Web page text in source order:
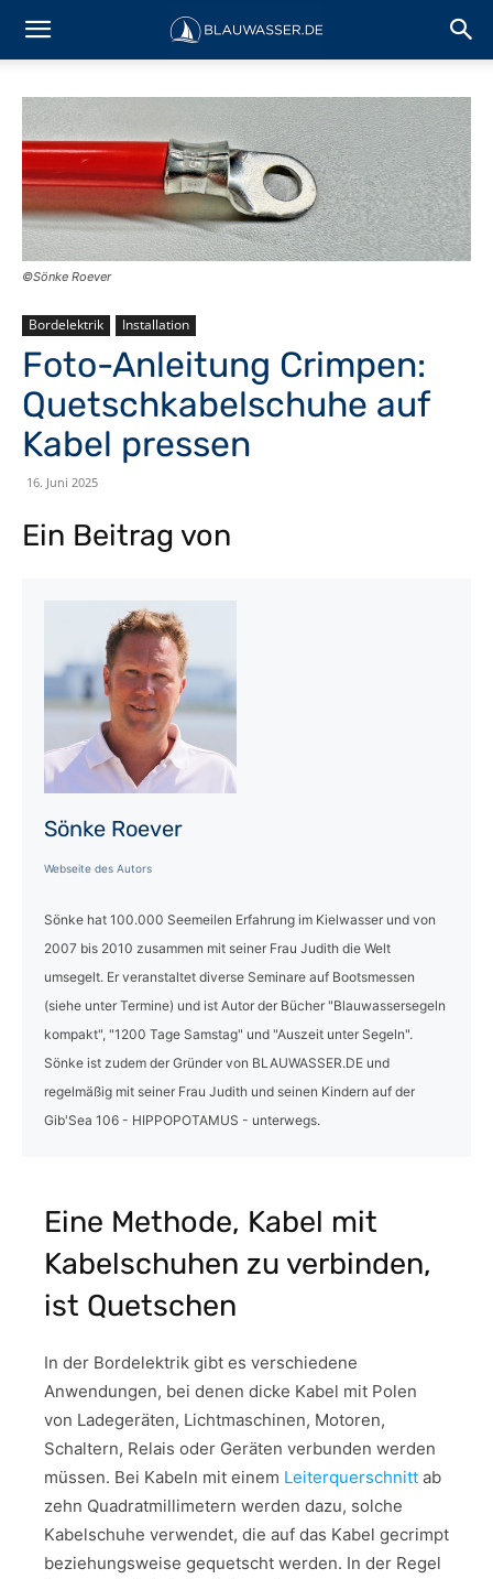
©Sönke Roever
Bordelektrik Installation
Foto-Anleitung Crimpen:
Quetschkabelschuhe auf
Kabel pressen
16. Juni 2025
Ein Beitrag von
Sönke Roever
Webseite des Autors
Sönke hat 100.000 Seemeilen Erfahrung im Kielwasser und von
2007 bis 2010 zusammen mit seiner Frau Judith die Welt
umsegelt. Er veranstaltet diverse Seminare auf Bootsmessen
(siehe unter Termine) und ist Autor der Bücher "Blauwassersegeln
kompakt", "1200 Tage Samstag" und "Auszeit unter Segeln".
Sönke ist zudem der Gründer von BLAUWASSER.DE und
regelmäßig mit seiner Frau Judith und seinen Kindern auf der
Gib'Sea 106 - HIPPOPOTAMUS - unterwegs.
Eine Methode, Kabel mit
Kabelschuhen zu verbinden,
ist Quetschen
In der Bordelektrik gibt es verschiedene
Anwendungen, bei denen dicke Kabel mit Polen
von Ladegeräten, Lichtmaschinen, Motoren,
Schaltern, Relais oder Geräten verbunden werden
müssen. Bei Kabeln mit einem Leiterquerschnitt ab
zehn Quadratmillimetern werden dazu, solche
Kabelschuhe verwendet, die auf das Kabel gecrimpt
beziehungsweise gequetscht werden. In der Regel